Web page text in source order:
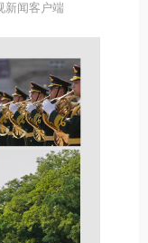
新闻客户端